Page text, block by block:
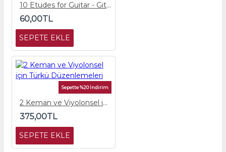
10 Etudes for Guitar - Gitar için 10 Etüt
60,00TL
SEPETE EKLE
Sepette %20 İndirim
2 Keman ve Viyolonsel için Türkü Düzenlemeleri
375,00TL
SEPETE EKLE